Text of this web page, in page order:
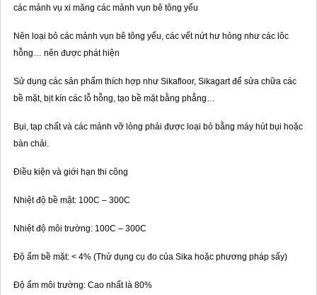
các mảnh vụ xi măng các mảnh vụn bê tông yếu
Nên loại bỏ các mảnh vụn bê tông yếu, các vết nứt hư hỏng như các lôc
hỗng… nên được phát hiện
Sử dụng các sản phẩm thích hợp như Sikafloor, Sikagart để sửa chữa các
bề mặt, bịt kín các lỗ hỗng, tạo bề mặt bằng phẳng…
Bụi, tạp chất và các mảnh vỡ lỏng phải được loại bỏ bằng máy hút bụi hoặc
bàn chải.
Điều kiện và giới hạn thi công
Nhiệt độ bề mặt: 10­­­0C – 300C
Nhiệt độ môi trường: 10­­­0C – 300C
Độ ẩm bề mặt: < 4% (Thử dụng cụ đo của Sika hoặc phương pháp sấy)
Độ ẩm môi trường: Cao nhất là 80%